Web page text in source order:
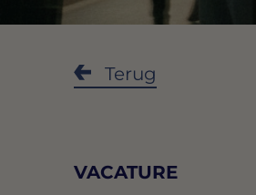
Terug
VACATURE